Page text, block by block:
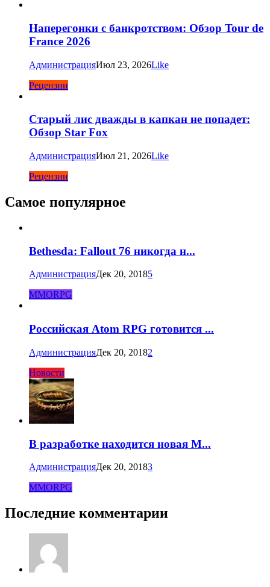
Наперегонки с банкротством: Обзор Tour de
France 2026
АдминистрацияИюл 23, 2026Like
Рецензии
Старый лис дважды в капкан не попадет:
Обзор Star Fox
АдминистрацияИюл 21, 2026Like
Рецензии
Самое популярное
Bethesda: Fallout 76 никогда н...
АдминистрацияДек 20, 20185
MMORPG
Российская Atom RPG готовится ...
АдминистрацияДек 20, 20182
Новости
В разработке находится новая M...
АдминистрацияДек 20, 20183
MMORPG
Последние комментарии